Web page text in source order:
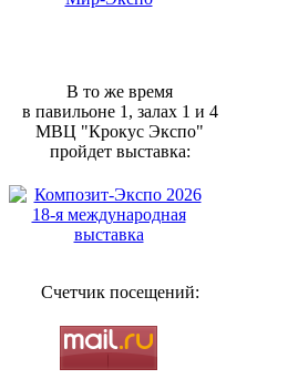
В то же время
в павильоне 1, залах 1 и 4
МВЦ "Крокус Экспо"
пройдет выставка:
Счетчик посещений: